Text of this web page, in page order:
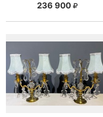
236 900